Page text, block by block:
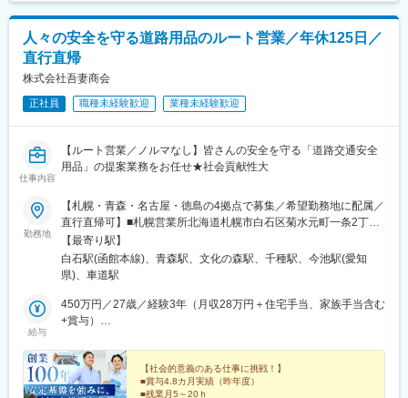
人々の安全を守る道路用品のルート営業／年休125日／
直行直帰
株式会社吾妻商会
正社員 職種未経験歓迎 業種未経験歓迎
仕事内容
【ルート営業／ノルマなし】皆さんの安全を守る「道路交通安全
用品」の提案業務をお任せ★社会貢献性大
勤務地
【札幌・青森・名古屋・徳島の4拠点で募集／希望勤務地に配属／
直行直帰可】■札幌営業所北海道札幌市白石区菊水元町一条2丁目
3番8号＜アクセス＞「札幌駅」より車で10分■青森営業所青森県
青森市篠田2丁目6番5号＜アクセス＞「青森駅」より徒歩12分■名
古屋支店愛知県名古屋市千種区内山3丁目29番10号 千種AMビル5
10号室＜アクセス＞「徳島駅」より車で15分※受動喫煙対策：あ
り
【最寄り駅】
白石駅(函館本線)、青森駅、文化の森駅、千種駅、今池駅(愛知
県)、車道駅
給与
450万円／27歳／経験3年（月収28万円＋住宅手当、家族手当含む
+賞与）
+賞与）
【社会的意義のある仕事に挑戦！】
■賞与4.8カ月実績（昨年度）
■残業月5～20ｈ